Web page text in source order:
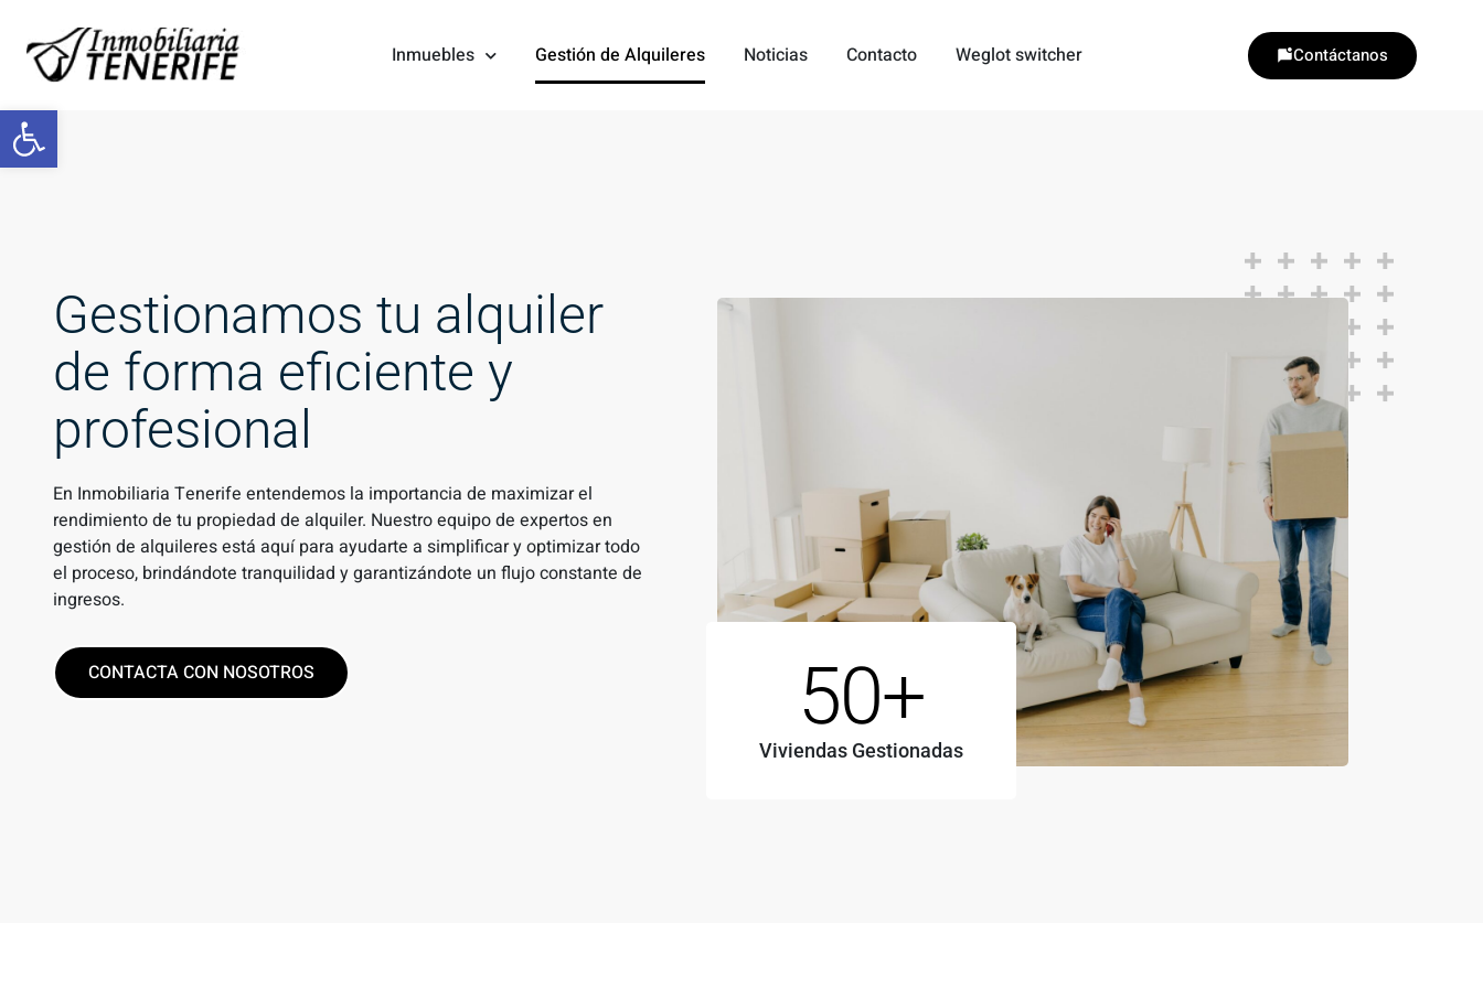
Abrir barra de herramientas
Inmuebles Gestión de Alquileres Noticias Contacto Weglot switcher Contáctanos
Gestionamos tu alquiler
de forma eficiente y
profesional
En Inmobiliaria Tenerife entendemos la importancia de maximizar el
rendimiento de tu propiedad de alquiler. Nuestro equipo de expertos en
gestión de alquileres está aquí para ayudarte a simplificar y optimizar todo
el proceso, brindándote tranquilidad y garantizándote un flujo constante de
ingresos.
CONTACTA CON NOSOTROS
Viviendas Gestionadas
50+